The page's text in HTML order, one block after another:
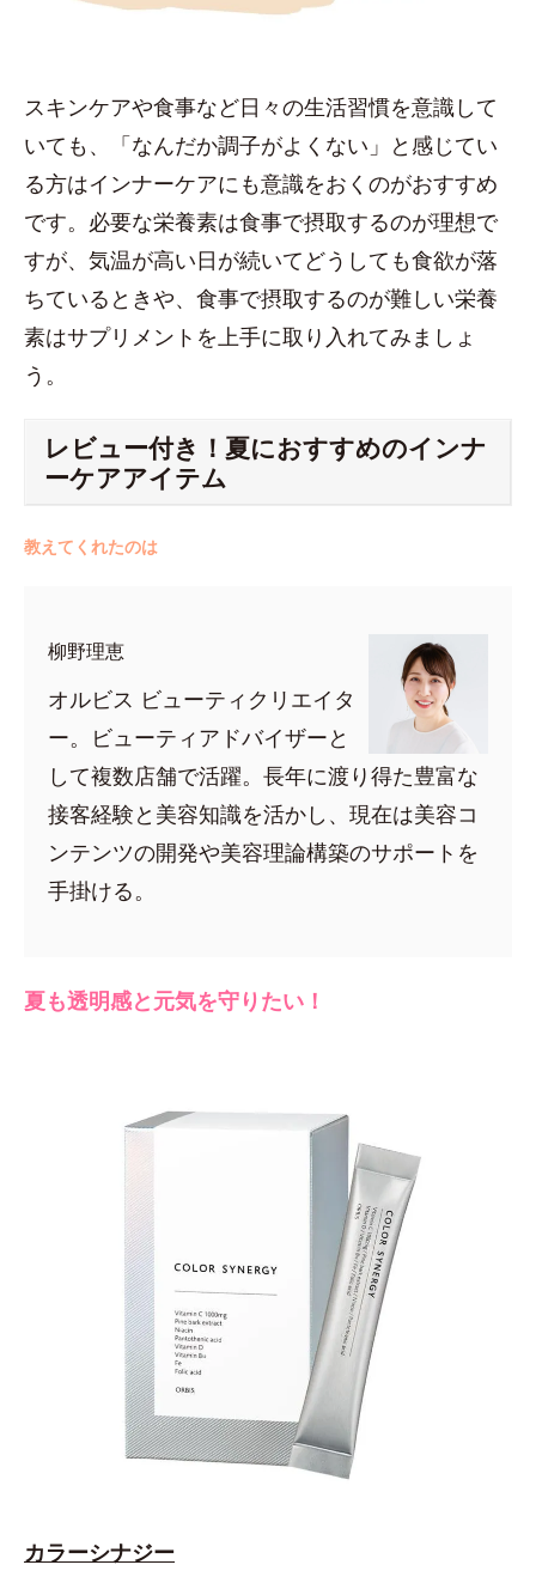
スキンケアや食事など日々の生活習慣を意識して
いても、「なんだか調子がよくない」と感じてい
る方はインナーケアにも意識をおくのがおすすめ
です。必要な栄養素は食事で摂取するのが理想で
すが、気温が高い日が続いてどうしても食欲が落
ちているときや、食事で摂取するのが難しい栄養
素はサプリメントを上手に取り入れてみましょ
う。
レビュー付き！夏におすすめのインナ
ーケアアイテム
教えてくれたのは
柳野理恵
オルビス ビューティクリエイタ
ー。ビューティアドバイザーと
して複数店舗で活躍。長年に渡り得た豊富な
接客経験と美容知識を活かし、現在は美容コ
ンテンツの開発や美容理論構築のサポートを
手掛ける。
夏も透明感と元気を守りたい！
カラーシナジー